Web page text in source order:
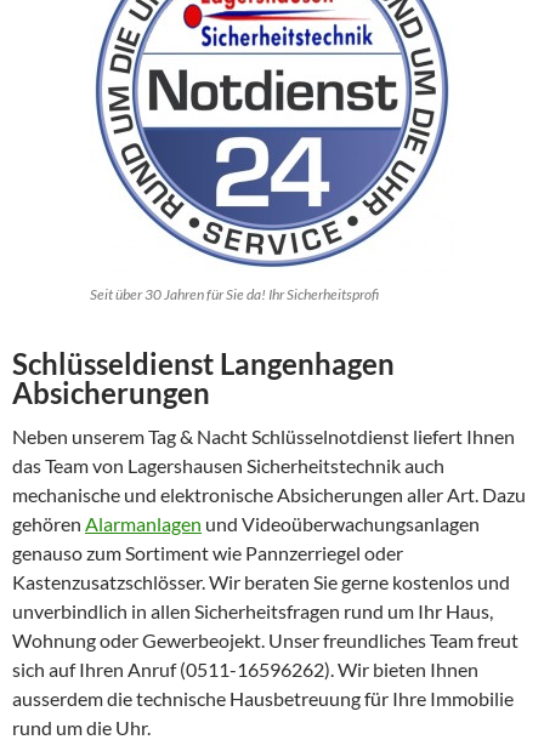
Seit über 30 Jahren für Sie da! Ihr Sicherheitsprofi
Schlüsseldienst Langenhagen
Absicherungen
Neben unserem Tag & Nacht Schlüsselnotdienst liefert Ihnen
das Team von Lagershausen Sicherheitstechnik auch
mechanische und elektronische Absicherungen aller Art. Dazu
gehören Alarmanlagen und Videoüberwachungsanlagen
genauso zum Sortiment wie Pannzerriegel oder
Kastenzusatzschlösser. Wir beraten Sie gerne kostenlos und
unverbindlich in allen Sicherheitsfragen rund um Ihr Haus,
Wohnung oder Gewerbeojekt. Unser freundliches Team freut
sich auf Ihren Anruf (0511-16596262). Wir bieten Ihnen
ausserdem die technische Hausbetreuung für Ihre Immobilie
rund um die Uhr.